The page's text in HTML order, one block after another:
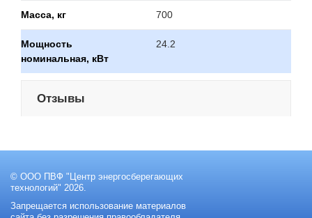
Масса, кг 700
Мощность
номинальная, кВт
24.2
Отзывы
© ООО ПВФ "Центр энергосберегающих
технологий" 2026.
Запрещается использование материалов